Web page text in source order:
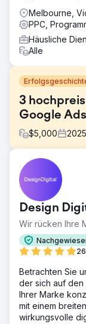
Melbourne,
PPC,
Häusliche
Alle
3
Google Ads
$5,000 2025
„Digitales
nicht.“ Das
gehört, und bis
Erfahrung. Ein
Nischenbranche
Texte und
auch eine
uns zum
Lösung
Wir
Kunden. Da wir
holten, wollten
verwarfen die
Design
Wir rücken Ihre
Betrachten Sie
der sich auf den
Ihrer Marke
mit einem
wirkungsvolle